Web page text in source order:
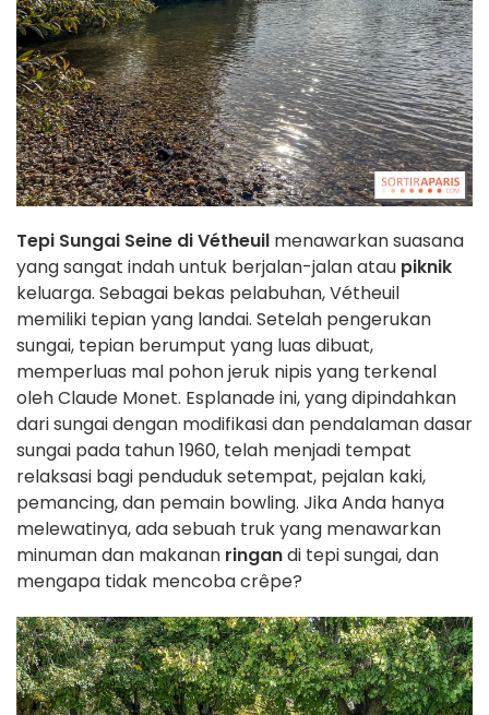
Tepi Sungai Seine di Vétheuil menawarkan suasana
yang sangat indah untuk berjalan-jalan atau piknik
keluarga. Sebagai bekas pelabuhan, Vétheuil
memiliki tepian yang landai. Setelah pengerukan
sungai, tepian berumput yang luas dibuat,
memperluas mal pohon jeruk nipis yang terkenal
oleh Claude Monet. Esplanade ini, yang dipindahkan
dari sungai dengan modifikasi dan pendalaman dasar
sungai pada tahun 1960, telah menjadi tempat
relaksasi bagi penduduk setempat, pejalan kaki,
pemancing, dan pemain bowling. Jika Anda hanya
melewatinya, ada sebuah truk yang menawarkan
minuman dan makanan ringandi tepi sungai, dan
mengapa tidak mencoba crêpe?